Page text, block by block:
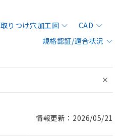
取りつけ穴加工図
CAD
規格認証/適合状況
情報更新：2026/05/21